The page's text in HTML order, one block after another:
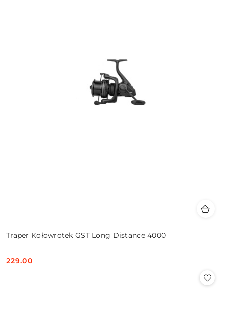
Traper Kołowrotek GST Long Distance 4000
Cena:
229.00